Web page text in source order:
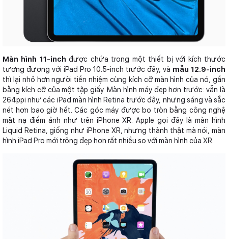
Màn hình 11-inch được chứa trong một thiết bị với kích thước
tương đương với iPad Pro 10.5-inch trước đây, và mẫu 12.9-inch
thì lại nhỏ hơn người tiền nhiệm cùng kích cỡ màn hình của nó, gần
bằng kích cỡ của một tập giấy. Màn hình máy đẹp hơn trước: vẫn là
264ppi như các iPad màn hình Retina trước đây, nhưng sáng và sắc
nét hơn bao giờ hết. Các góc máy được bo tròn bằng công nghệ
mặt nạ điểm ảnh như trên iPhone XR. Apple gọi đây là màn hình
Liquid Retina, giống như iPhone XR, nhưng thành thật mà nói, màn
hình iPad Pro mới trông đẹp hơn rất nhiều so với màn hình của XR.